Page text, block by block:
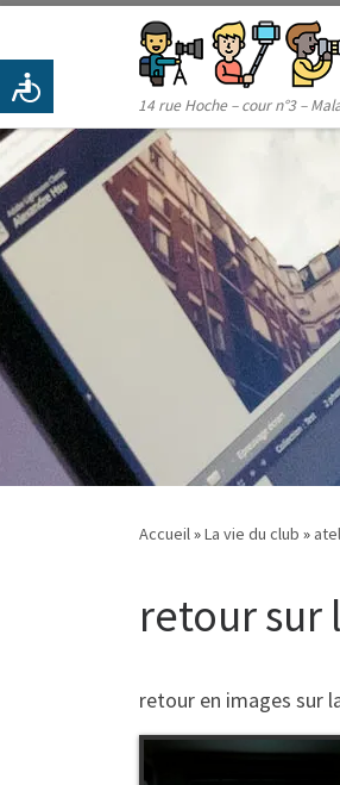
Passer au contenu
14 rue Hoche – cour n°3 –
Accueil»La vie du club »
retour sur
retour en images sur